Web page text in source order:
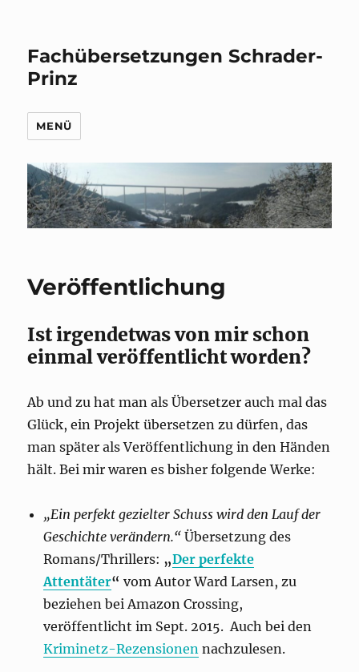
Fachübersetzungen Schrader-
Prinz
MENÜ
Veröffentlichung
Ist irgendetwas von mir schon
einmal veröffentlicht worden?
Ab und zu hat man als Übersetzer auch mal das
Glück, ein Projekt übersetzen zu dürfen, das
man später als Veröffentlichung in den Händen
hält. Bei mir waren es bisher folgende Werke:
„Ein perfekt gezielter Schuss wird den Lauf der
Geschichte verändern.“ Übersetzung des
Romans/Thrillers: „Der perfekte
Attentäter“ vom Autor Ward Larsen, zu
beziehen bei Amazon Crossing,
veröffentlicht im Sept. 2015. Auch bei den
Kriminetz-Rezensionen nachzulesen.